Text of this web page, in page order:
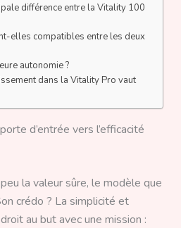
différence entre la Vitality 100
elles compatibles entre les deux
autonomie ?
dans la Vitality Pro vaut
d’entrée vers l’efficacité
la valeur sûre, le modèle que
crédo ? La simplicité et
au but avec une mission :